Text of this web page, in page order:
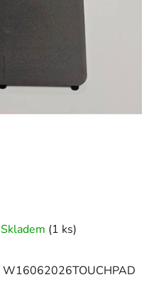
Skladem (1 ks)
W16062026TOUCHPAD